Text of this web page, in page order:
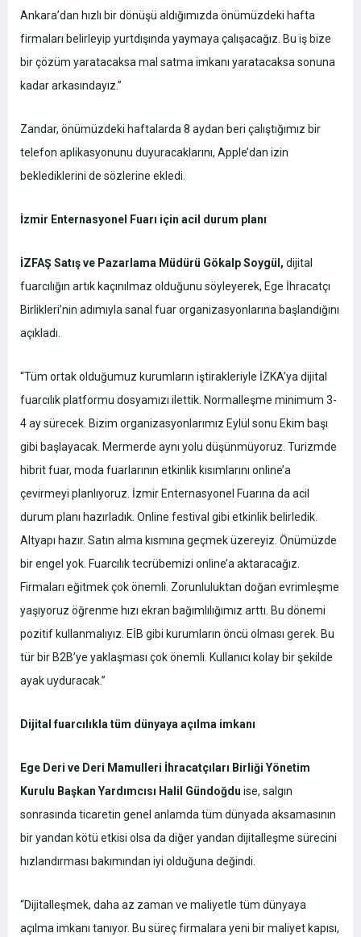
Ankara’dan hızlı bir dönüşü aldığımızda önümüzdeki hafta
firmaları belirleyip yurtdışında yaymaya çalışacağız. Bu iş bize
bir çözüm yaratacaksa mal satma imkanı yaratacaksa sonuna
kadar arkasındayız.”
Zandar, önümüzdeki haftalarda 8 aydan beri çalıştığımız bir
telefon aplikasyonunu duyuracaklarını, Apple’dan izin
beklediklerini de sözlerine ekledi.
İzmir Enternasyonel Fuarı için acil durum planı
İZFAŞ Satış ve Pazarlama Müdürü Gökalp Soygül, dijital
fuarcılığın artık kaçınılmaz olduğunu söyleyerek, Ege İhracatçı
Birlikleri’nin adımıyla sanal fuar organizasyonlarına başlandığını
açıkladı.
“Tüm ortak olduğumuz kurumların iştirakleriyle İZKA’ya dijital
fuarcılık platformu dosyamızı ilettik. Normalleşme minimum 3-
4 ay sürecek. Bizim organizasyonlarımız Eylül sonu Ekim başı
gibi başlayacak. Mermerde aynı yolu düşünmüyoruz. Turizmde
hibrit fuar, moda fuarlarının etkinlik kısımlarını online’a
çevirmeyi planlıyoruz. İzmir Enternasyonel Fuarına da acil
durum planı hazırladık. Online festival gibi etkinlik belirledik.
Altyapı hazır. Satın alma kısmına geçmek üzereyiz. Önümüzde
bir engel yok. Fuarcılık tecrübemizi online’a aktaracağız.
Firmaları eğitmek çok önemli. Zorunluluktan doğan evrimleşme
yaşıyoruz öğrenme hızı ekran bağımlılığımız arttı. Bu dönemi
pozitif kullanmalıyız. EİB gibi kurumların öncü olması gerek. Bu
tür bir B2B’ye yaklaşması çok önemli. Kullanıcı kolay bir şekilde
ayak uyduracak.”
Dijital fuarcılıkla tüm dünyaya açılma imkanı
Ege Deri ve Deri Mamulleri İhracatçıları Birliği Yönetim
Kurulu Başkan Yardımcısı Halil Gündoğdu ise, salgın
sonrasında ticaretin genel anlamda tüm dünyada aksamasının
bir yandan kötü etkisi olsa da diğer yandan dijitalleşme sürecini
hızlandırması bakımından iyi olduğuna değindi.
“Dijitalleşmek, daha az zaman ve maliyetle tüm dünyaya
açılma imkanı tanıyor. Bu süreç firmalara yeni bir maliyet kapısı,